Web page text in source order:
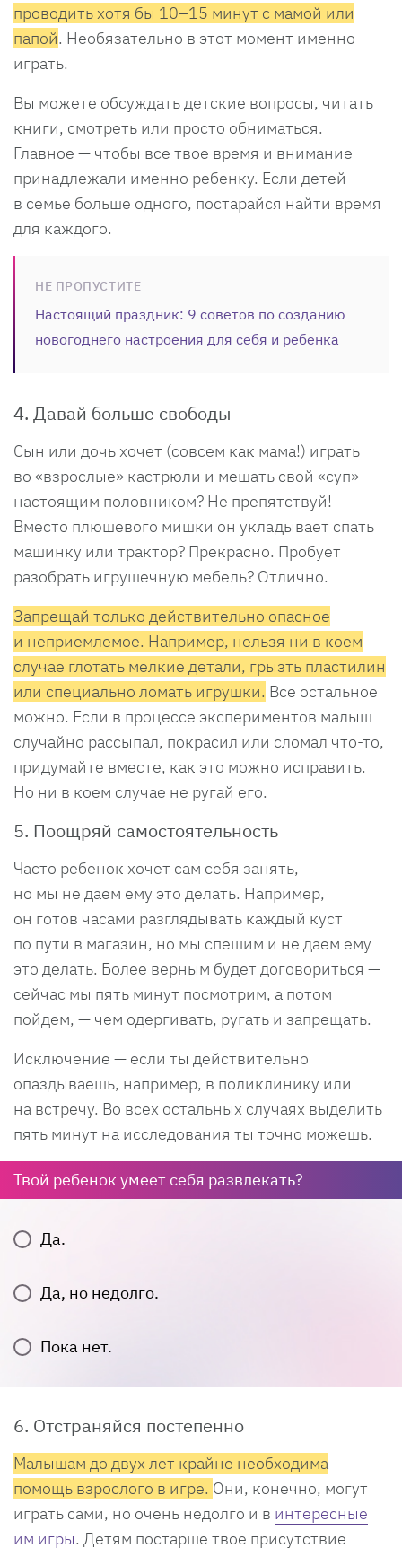
проводить хотя бы 10–15 минут с мамой или
папой. Необязательно в этот момент именно
играть.
Вы можете обсуждать детские вопросы, читать
книги, смотреть или просто обниматься.
Главное — чтобы все твое время и внимание
принадлежали именно ребенку. Если детей
в семье больше одного, постарайся найти время
для каждого.
НЕ ПРОПУСТИТЕ
Настоящий праздник: 9 советов по созданию
новогоднего настроения для себя и ребенка
4. Давай больше свободы
Сын или дочь хочет (совсем как мама!) играть
во «взрослые» кастрюли и мешать свой «суп»
настоящим половником? Не препятствуй!
Вместо плюшевого мишки он укладывает спать
машинку или трактор? Прекрасно. Пробует
разобрать игрушечную мебель? Отлично.
Запрещай только действительно опасное
и неприемлемое. Например, нельзя ни в коем
случае глотать мелкие детали, грызть пластилин
или специально ломать игрушки. Все остальное
можно. Если в процессе экспериментов малыш
случайно рассыпал, покрасил или сломал что-то,
придумайте вместе, как это можно исправить.
Но ни в коем случае не ругай его.
5. Поощряй самостоятельность
Часто ребенок хочет сам себя занять,
но мы не даем ему это делать. Например,
он готов часами разглядывать каждый куст
по пути в магазин, но мы спешим и не даем ему
это делать. Более верным будет договориться —
сейчас мы пять минут посмотрим, а потом
пойдем, — чем одергивать, ругать и запрещать.
Исключение — если ты действительно
опаздываешь, например, в поликлинику или
на встречу. Во всех остальных случаях выделить
пять минут на исследования ты точно можешь.
Твой ребенок умеет себя развлекать?
Да.
Да, но недолго.
Пока нет.
6. Отстраняйся постепенно
Малышам до двух лет крайне необходима
помощь взрослого в игре. Они, конечно, могут
играть сами, но очень недолго и в интересные
им игры. Детям постарше твое присутствие